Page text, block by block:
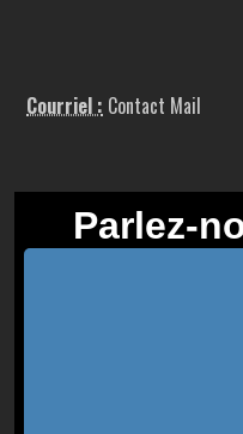
Courriel : Contact Mail